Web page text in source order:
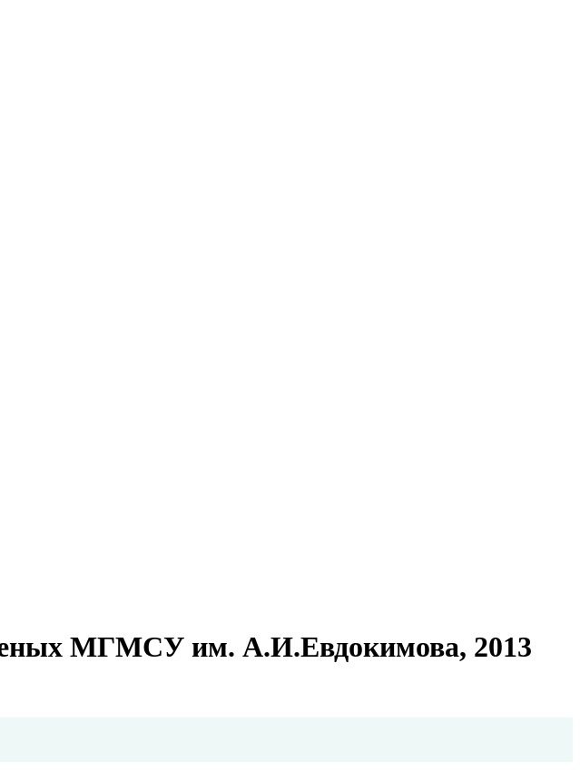
МГМСУ им. А.И.Евдокимова, 2013